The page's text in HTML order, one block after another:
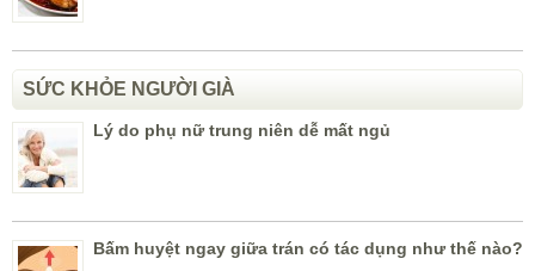
SỨC KHỎE NGƯỜI GIÀ
Lý do phụ nữ trung niên dễ mất ngủ
Bấm huyệt ngay giữa trán có tác dụng như thế nào?